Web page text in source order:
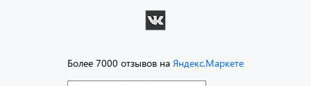
Более 7000 отзывов на Яндекс.Маркете